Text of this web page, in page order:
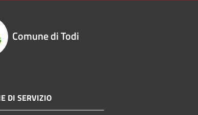
Comune di Todi
DI SERVIZIO